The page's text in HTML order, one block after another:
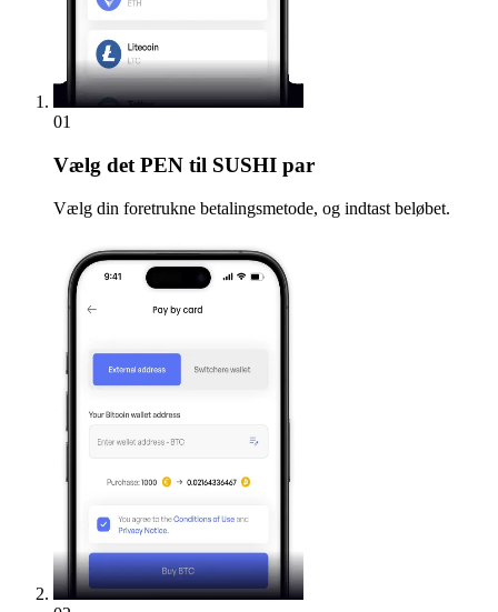
01
Vælg det PEN til SUSHI par
Vælg din foretrukne betalingsmetode, og indtast beløbet.